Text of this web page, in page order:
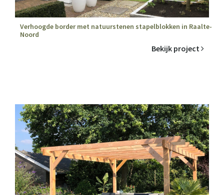
Verhoogde border met natuurstenen stapelblokken in Raalte-
Noord
Bekijk project